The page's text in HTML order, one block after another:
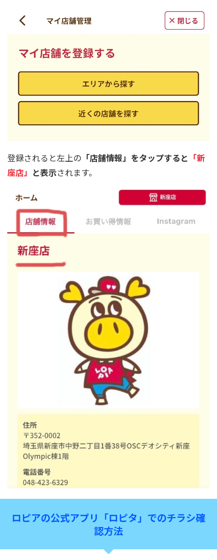
登録されると左上の 「店舗情報」をタップすると 「新
座店」 と表示されます。
ロピアの公式アプリ「ロピタ」でのチラシ確
認方法